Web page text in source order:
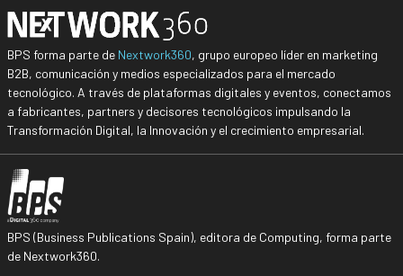
BPS forma parte de Nextwork360, grupo europeo líder en marketing
B2B, comunicación y medios especializados para el mercado
tecnológico. A través de plataformas digitales y eventos, conectamos
a fabricantes, partners y decisores tecnológicos impulsando la
Transformación Digital, la Innovación y el crecimiento empresarial.
BPS (Business Publications Spain), editora de Computing, forma parte
de Nextwork360.